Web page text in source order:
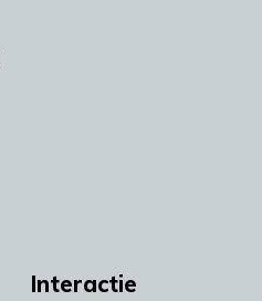
Interactie